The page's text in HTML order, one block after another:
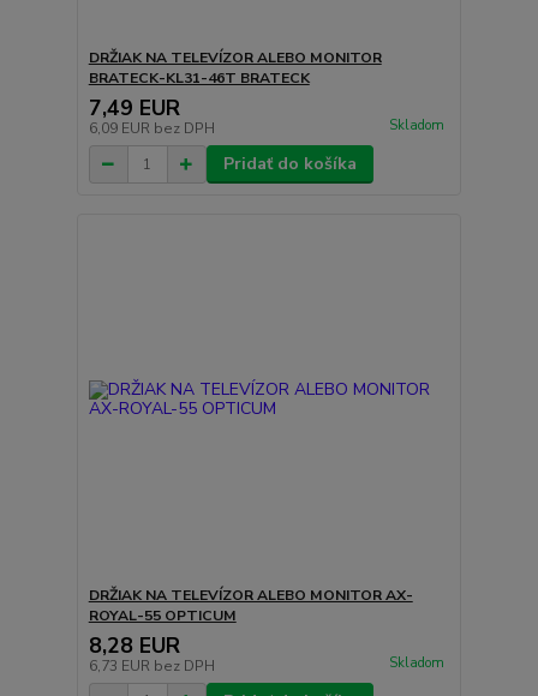
DRŽIAK NA TELEVÍZOR ALEBO MONITOR
BRATECK-KL31-46T BRATECK
7,49 EUR
6,09 EUR bez DPH Skladom
Pridať do košíka
DRŽIAK NA TELEVÍZOR ALEBO MONITOR AX-
ROYAL-55 OPTICUM
8,28 EUR
6,73 EUR bez DPH Skladom